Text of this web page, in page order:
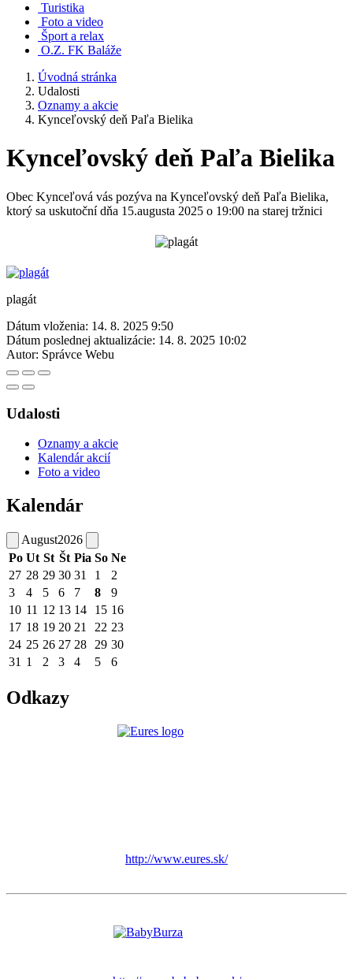
Turistika
Foto a video
Šport a relax
O.Z. FK Baláže
Úvodná stránka
Udalosti
Oznamy a akcie
Kynceľovský deň Paľa Bielika
Kynceľovský deň Paľa Bielika
Obec Kynceľová vás pozýva na Kynceľovský deň Paľa Bielika,
ktorý sa uskutoční dňa 15.augusta 2025 o 19:00 na starej tržnici
plagát
Dátum vloženia: 14. 8. 2025 9:50
Dátum poslednej aktualizácie: 14. 8. 2025 10:02
Autor: Správce Webu
Udalosti
Oznamy a akcie
Kalendár akcií
Foto a video
Kalendár
August2026
Po Ut St Št Pia So Ne
27 28 29 30 31 1
2
3
4 5 6 7 8
9
10 11 12 13 14 15 16
17 18 19 20 21 22 23
24 25 26 27 28 29 30
31 1 2 3 4 5 6
Odkazy
http://www.eures.sk/